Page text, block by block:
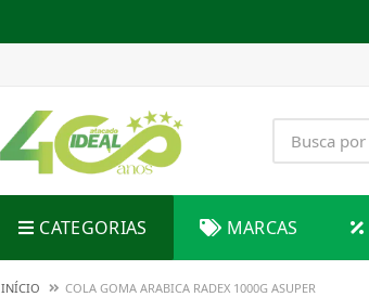
CATEGORIAS MARCAS
INÍCIO COLA GOMA ARABICA RADEX 1000G ASUPER